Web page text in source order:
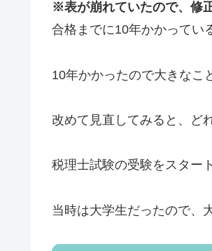
※表が崩れていたので、修
合格までに10年かかってい
10年かかったので大きなこ
改めて見直してみると、ど
税理士試験の受験をスター
当時は大学生だったので、